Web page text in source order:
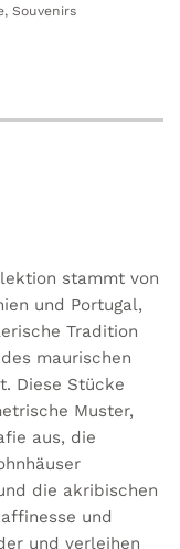
, Souvenirs
stammt von
und Portugal,
Tradition
maurischen
Diese Stücke
Muster,
aus, die
die akribischen
und
und verleihen